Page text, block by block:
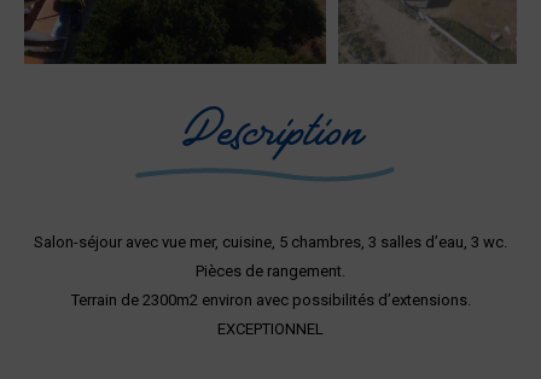
Description
Salon-séjour avec vue mer, cuisine, 5 chambres, 3 salles d’eau, 3 wc.
Pièces de rangement.
Terrain de 2300m2 environ avec possibilités d’extensions.
EXCEPTIONNEL